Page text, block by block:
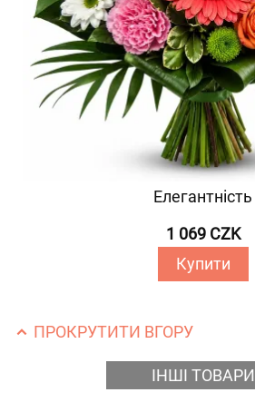
Елегантність
1 069 CZK
Купити
ПРОКРУТИТИ ВГОРУ
ІНШІ ТОВАРИ